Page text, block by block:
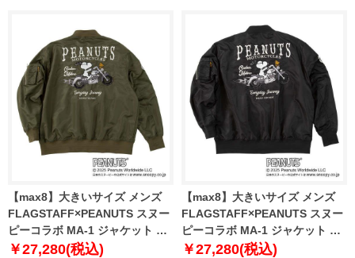
【max8】大きいサイズ メンズ
FLAGSTAFF×PEANUTS スヌー
ピーコラボ MA-1 ジャケット カ
ーキ 1273-5345-1 3L 4L 5L 6L
￥27,280(税込)
【max8】大きいサイズ メンズ
FLAGSTAFF×PEANUTS スヌー
ピーコラボ MA-1 ジャケット ブ
ラック 1273-5345-2 3L 4L 5L
￥27,280(税込)